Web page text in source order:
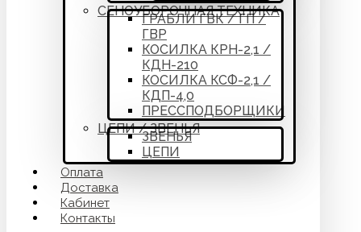
СЕНОУБОРОЧНАЯ ТЕХНИКА
ГРАБЛИ ГВК / ГП /
ГВР
КОСИЛКА КРН-2,1 /
КДН-210
КОСИЛКА КСФ-2,1 /
КДП-4,0
ПРЕССПОДБОРЩИКИ
ЦЕПИ / ЗВЕНЬЯ
ЗВЕНЬЯ
ЦЕПИ
Оплата
Доставка
Кабинет
Контакты